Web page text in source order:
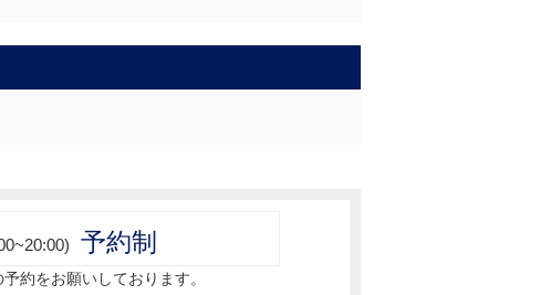
予約制
約をお願いしております。